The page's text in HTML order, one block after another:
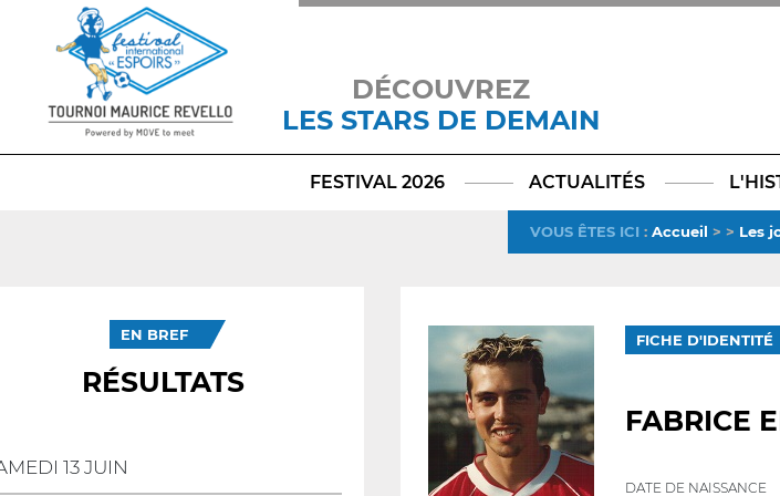
DÉCOUVREZ
LES STARS DE DEMAIN
TikTok
FESTIVAL 2026 ACTUALITÉS
VOUS ÊTES ICI : Accueil > > Les
EN BREF
RÉSULTATS
13 JUIN
FICHE D'IDENTITÉ
FABRICE
DATE DE NAISSANCE